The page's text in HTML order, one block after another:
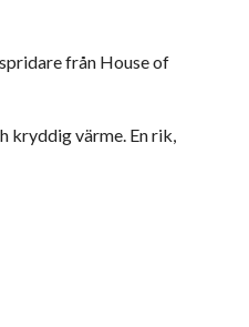
från House of
värme. En rik,